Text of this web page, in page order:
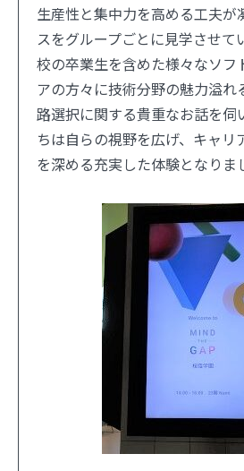
生産性と集中力を高める工夫が
スをグループごとに見学させて
校の卒業生を含めた様々なソフ
アの方々に技術分野の魅力溢れ
路選択に関する貴重なお話を伺
ちは自らの視野を広げ、キャリ
を深める充実した体験となりま